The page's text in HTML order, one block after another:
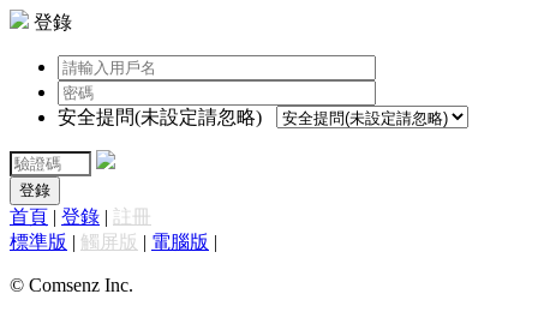
登錄
安全提問(未設定請忽略)
登錄
首頁 | 登錄 | 註冊
標準版 | 觸屏版 | 電腦版 |
© Comsenz Inc.